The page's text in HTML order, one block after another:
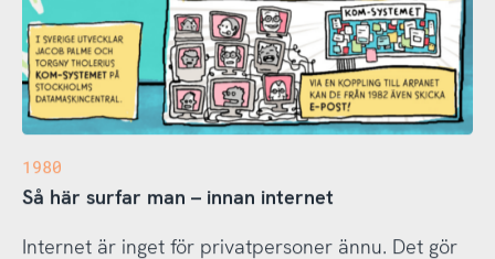
1980
Så här surfar man – innan internet
Internet är inget för privatpersoner ännu. Det gör